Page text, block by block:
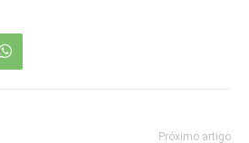
Próximo artigo